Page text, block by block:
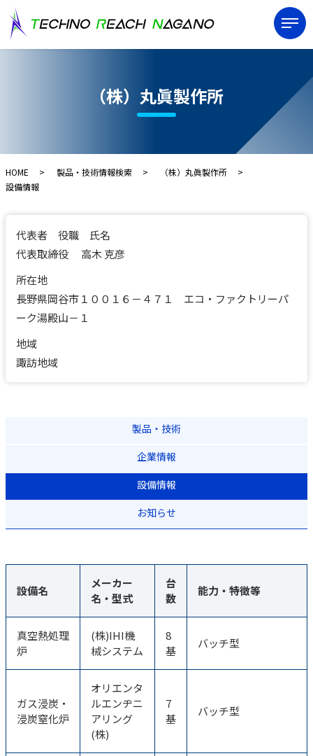
（株）丸眞製作所
HOME 製品・技術情報検索
（株）丸眞製作所
設備情報
代表者 役職 氏名
代表取締役 高木 克彦
所在地
長野県岡谷市１００１６－４７１ エコ・ファクトリーパ
ーク湯殿山－１
地域
諏訪地域
製品・技術
企業情報
設備情報
お知らせ
設備名
メーカー
名・型式
台
数
能力・特徴等
真空熱処理
炉
(株)IHI機
械システム
8
基
バッチ型
ガス浸炭・
浸炭窒化炉
オリエンタ
ルエンヂニ
アリング
(株)
7
基
バッチ型